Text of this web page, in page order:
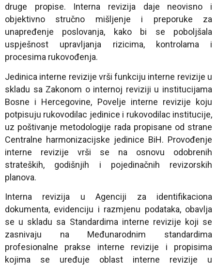
druge propise. Interna revizija daje neovisno i
objektivno stručno mišljenje i preporuke za
unapređenje poslovanja, kako bi se poboljšala
uspješnost upravljanja rizicima, kontrolama i
procesima rukovođenja.
Jedinica interne revizije vrši funkciju interne revizije u
skladu sa Zakonom o internoj reviziji u institucijama
Bosne i Hercegovine, Povelje interne revizije koju
potpisuju rukovodilac jedinice i rukovodilac institucije,
uz poštivanje metodologije rada propisane od strane
Centralne harmonizacijske jedinice BiH. Provođenje
interne revizije vrši se na osnovu odobrenih
strateških, godišnjih i pojedinačnih revizorskih
planova.
Interna revizija u Agenciji za identifikaciona
dokumenta, evidenciju i razmjenu podataka, obavlja
se u skladu sa Standardima interne revizije koji se
zasnivaju na Međunarodnim standardima
profesionalne prakse interne revizije i propisima
kojima se uređuje oblast interne revizije u